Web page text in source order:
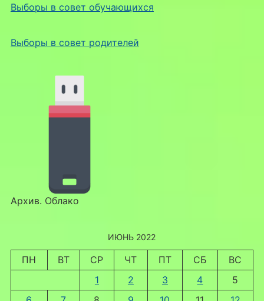
Выборы в совет обучающихся
Выборы в совет родителей
Архив. Облако
ИЮНЬ 2022
ПН ВТ СР ЧТ ПТ СБ
ВС
1
2 3 4
5